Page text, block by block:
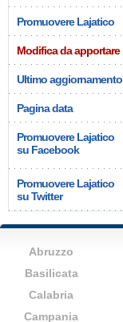
Promuovere Lajatico
Modifica da apportare
Ultimo aggiornamento
Pagina data
Promuovere Lajatico
su Facebook
Promuovere Lajatico
su Twitter
Abruzzo
Basilicata
Calabria
Campania